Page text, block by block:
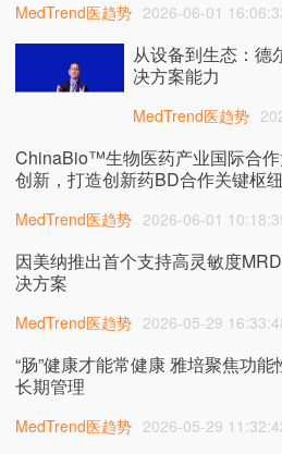
MedTrend医趋势 2026-06-01
从设备到生态：德
决方案能力
MedTrend医趋势
ChinaBio™生物医药产业国际合
创新，打造创新药BD合作关键枢纽
MedTrend医趋势 2026-06-01
因美纳推出首个支持高灵敏度
决方案
MedTrend医趋势 2026-05-29
“肠”健康才能常健康 雅培聚焦功
长期管理
MedTrend医趋势 2026-05-29